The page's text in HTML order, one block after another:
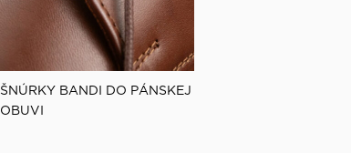
ŠNÚRKY BANDI DO PÁNSKEJ
OBUVI